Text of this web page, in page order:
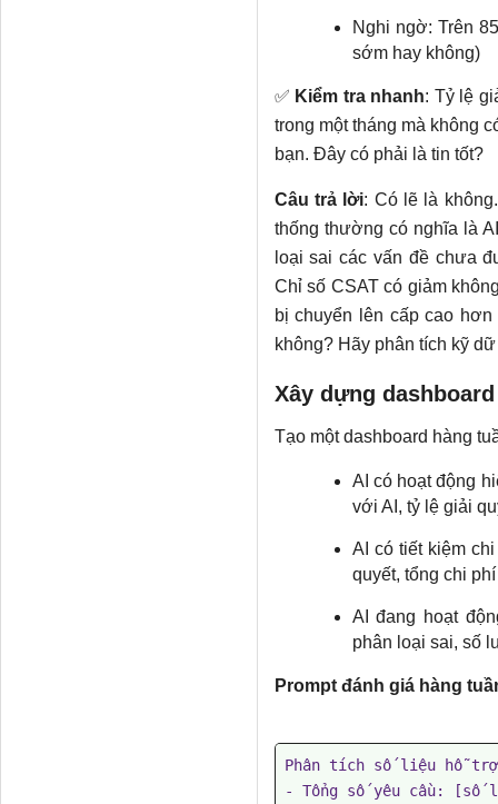
Nghi ngờ: Trên
sớm hay không)
✅ Kiểm tra nhanh: Tỷ lệ
trong một tháng mà không
bạn. Đây có phải là tin tốt?
Câu trả lời: Có lẽ là
thống thường có nghĩa là
loại sai các vấn đề chưa
Chỉ số CSAT có giảm
bị chuyển lên cấp cao
không? Hãy phân tích kỹ
Xây dựng
Tạo một dashboard hàng
AI có hoạt động
với AI, tỷ lệ giải
AI có tiết kiệm
quyết, tổng chi
AI đang hoạt
phân loại sai, số
Prompt đánh giá hàng
Phân tích số liệu hỗ
- Tổng số yêu cầu: [số